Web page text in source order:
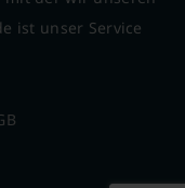
ist unser Service